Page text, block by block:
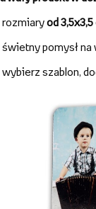
Magnesy
magnesz Twoim
wykonane z
możliwość zadruku
Magnes na